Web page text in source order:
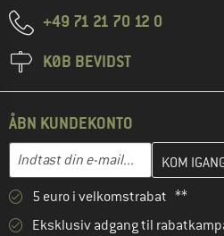
+49 71 21 70 12 0
KØB BEVIDST
ÅBN KUNDEKONTO
E-mail-adresse
Indtast din e-mailadresse her, og
5 euro i velkomstrabat **
Eksklusiv adgang til